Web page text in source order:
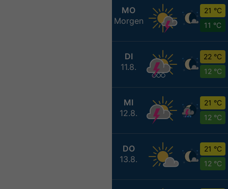
MO
Morgen
21 °C
11 °C
DI
11.8.
22 °C
12 °C
MI
12.8.
21 °C
12 °C
DO
13.8.
21 °C
12 °C